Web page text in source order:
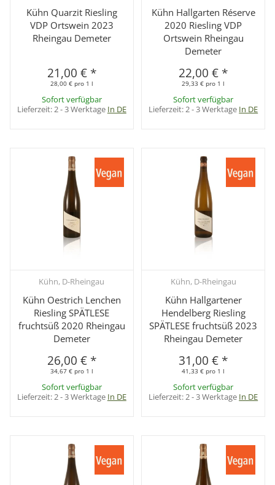
Kühn Quarzit Riesling
VDP Ortswein 2023
Rheingau Demeter
21,00 € *
28,00 € pro 1 l
Sofort verfügbar
Lieferzeit: 2 - 3 Werktage In DE
Kühn Hallgarten Réserve
2020 Riesling VDP
Ortswein Rheingau
Demeter
22,00 € *
29,33 € pro 1 l
Sofort verfügbar
Lieferzeit: 2 - 3 Werktage In DE
Kühn, D-Rheingau
Kühn Oestrich Lenchen
Riesling SPÄTLESE
fruchtsüß 2020 Rheingau
Demeter
26,00 € *
34,67 € pro 1 l
Sofort verfügbar
Lieferzeit:2 - 3 Werktage In DE
Kühn, D-Rheingau
Kühn Hallgartener
Hendelberg Riesling
SPÄTLESE fruchtsüß 2023
Rheingau Demeter
31,00 € *
41,33 € pro 1 l
Sofort verfügbar
Lieferzeit:2 - 3 Werktage In DE